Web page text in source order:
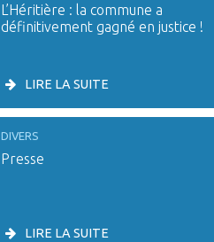
L’Héritière : la commune a
définitivement gagné en justice !
LIRE LA SUITE
DIVERS
Presse
LIRE LA SUITE